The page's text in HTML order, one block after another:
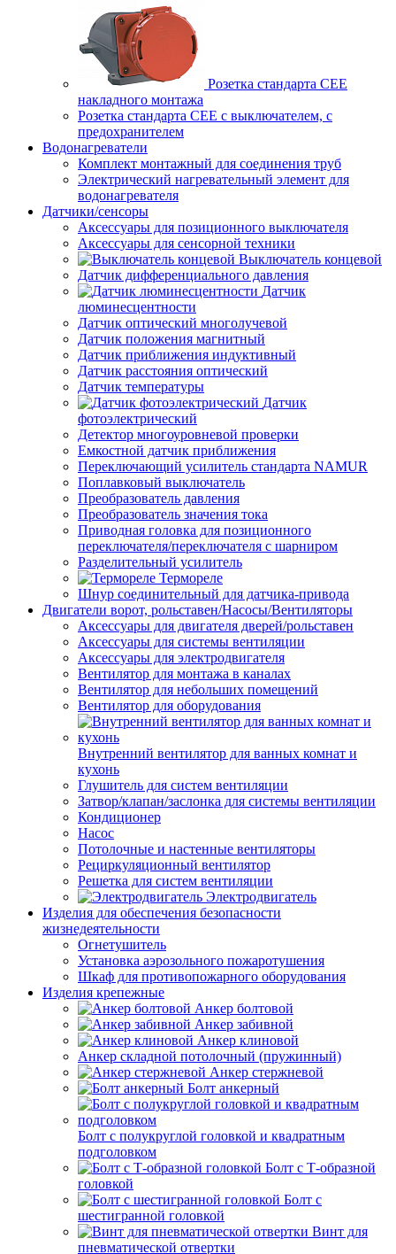
Розетка стандарта СЕЕ
накладного монтажа
Розетка стандарта СЕЕ с выключателем, с
предохранителем
Водонагреватели
Комплект монтажный для соединения труб
Электрический нагревательный элемент для
водонагревателя
Датчики/сенсоры
Аксессуары для позиционного выключателя
Аксессуары для сенсорной техники
Выключатель концевой
Датчик дифференциального давления
Датчик
люминесцентности
Датчик оптический многолучевой
Датчик положения магнитный
Датчик приближения индуктивный
Датчик расстояния оптический
Датчик температуры
Датчик
фотоэлектрический
Детектор многоуровневой проверки
Емкостной датчик приближения
Переключающий усилитель стандарта NAMUR
Поплавковый выключатель
Преобразователь давления
Преобразователь значения тока
Приводная головка для позиционного
переключателя/переключателя с шарниром
Разделительный усилитель
Термореле
Шнур соединительный для датчика-привода
Двигатели ворот, рольставен/Насосы/Вентиляторы
Аксессуары для двигателя дверей/рольставен
Аксессуары для системы вентиляции
Аксессуары для электродвигателя
Вентилятор для монтажа в каналах
Вентилятор для небольших помещений
Вентилятор для оборудования
Внутренний вентилятор для ванных комнат и
кухонь
Глушитель для систем вентиляции
Затвор/клапан/заслонка для системы вентиляции
Кондиционер
Насос
Потолочные и настенные вентиляторы
Рециркуляционный вентилятор
Решетка для систем вентиляции
Электродвигатель
Изделия для обеспечения безопасности
жизнедеятельности
Огнетушитель
Установка аэрозольного пожаротушения
Шкаф для противопожарного оборудования
Изделия крепежные
Анкер болтовой
Анкер забивной
Анкер клиновой
Анкер складной потолочный (пружинный)
Анкер стержневой
Болт анкерный
Болт с полукруглой головкой и квадратным
подголовком
Болт с Т-образной
головкой
Болт с
шестигранной головкой
Винт для
пневматической отвертки